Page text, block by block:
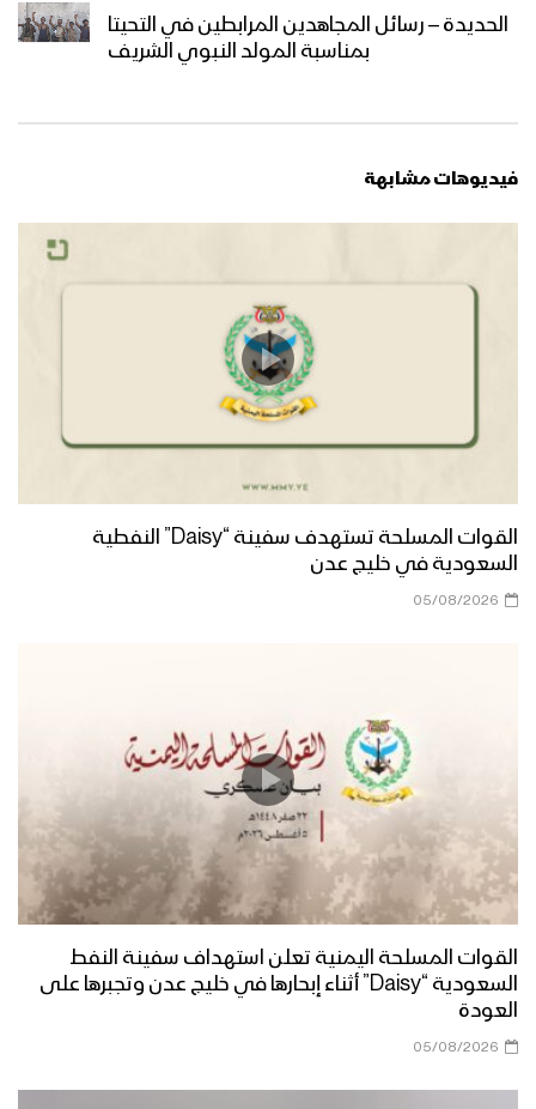
الحديدة – رسائل المجاهدين المرابطين في التحيتا
بمناسبة المولد النبوي الشريف
فيديوهات مشابهة
القوات المسلحة تستهدف سفينة “Daisy” النفطية
السعودية في خليج عدن
05/08/2026
القوات المسلحة اليمنية تعلن استهداف سفينة النفط
السعودية “Daisy” أثناء إبحارها في خليج عدن وتجبرها على
العودة
05/08/2026